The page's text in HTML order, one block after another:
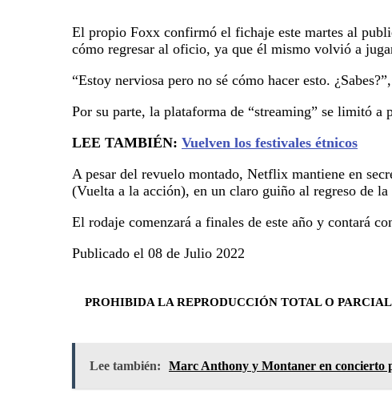
El propio Foxx confirmó el fichaje este martes al
cómo regresar al oficio, ya que él mismo volvió a
“Estoy nerviosa pero no sé cómo hacer esto.
Por su parte, la plataforma de “streaming” se limitó
LEE TAMBIÉN: Vuelven los festivales étnicos
A pesar del revuelo montado, Netflix mantiene en
(Vuelta a la acción), en un claro guiño al regreso de
El rodaje comenzará a finales de este año y contará
Publicado el 08 de Julio 2022
PROHIBIDA LA REPRODUCCIÓN TOTAL O
Lee también: Marc Anthony y Montaner en concierto